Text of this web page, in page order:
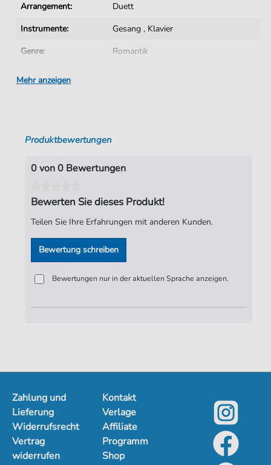
Arrangement:
Duett
Instrumente:
Gesang , Klavier
Genre:
Romantik
Ära:
Tonart:
Autoren:
Gebhardt
Spieldauer:
00:58
Jürgen Knuth
Mehr anzeigen
Produktbewertungen
0 von 0 Bewertungen
Bewerten Sie dieses Produkt!
Teilen Sie Ihre Erfahrungen mit anderen Kunden.
Bewertung schreiben
Bewertungen nur in der aktuellen Sprache anzeigen.
Zahlung und
Lieferung
Widerrufsrecht
Vertrag
widerrufen
Kontakt
Verlage
Affiliate
Programm
Shop